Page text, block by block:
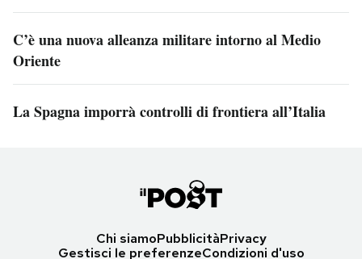
C’è una nuova alleanza militare intorno al Medio
Oriente
La Spagna imporrà controlli di frontiera all’Italia
Chi siamoPubblicitàPrivacy
Gestisci le preferenzeCondizioni d'uso